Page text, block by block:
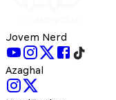
Jovem Nerd
Azaghal